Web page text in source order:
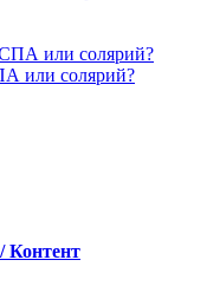
или солярий?
Контент